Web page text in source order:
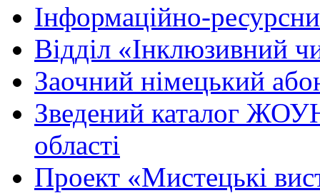
Інформаційно-
Вiддiл «Інклюзивний
Заочний німецький
Зведений каталог
області
Проект «Мистецькі